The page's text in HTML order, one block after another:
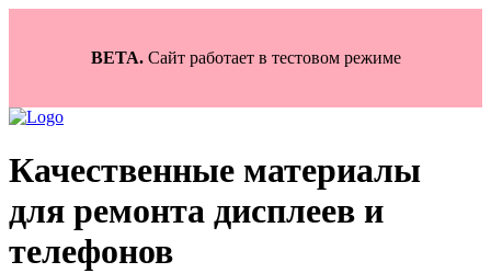
BETA.Сайт работает в тестовом режиме
Качественные материалы
для ремонта дисплеев и
телефонов